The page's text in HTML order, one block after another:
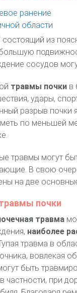
состоящий из
сосудов
травмы почкив
удары,
разрыв почки
по меньшей
травмы могут
В свою
на две
почки
травма
наиболее
травма в
вовлекая
быть
в частности, при